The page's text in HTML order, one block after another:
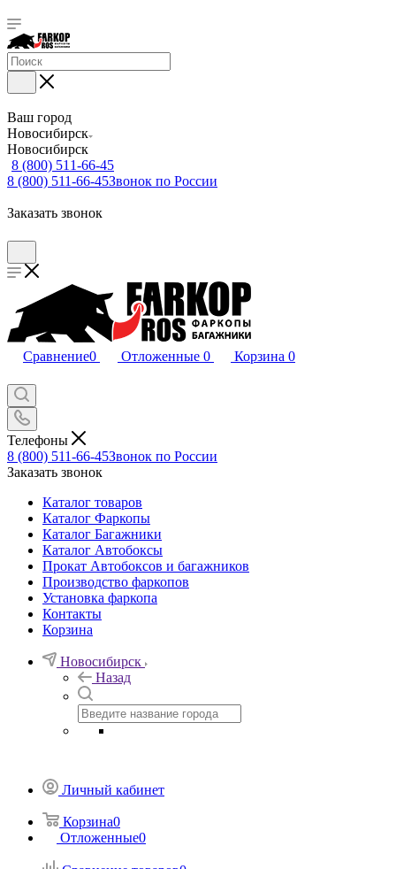
Ваш город
Новосибирск
Новосибирск
8 (800) 511-66-45
8 (800) 511-66-45Звонок по России
Заказать звонок
Сравнение0 Отложенные 0 Корзина 0
Телефоны
8 (800) 511-66-45Звонок по России
Заказать звонок
Каталог товаров
Каталог Фаркопы
Каталог Багажники
Каталог Автобоксы
Прокат Автобоксов и багажников
Производство фаркопов
Установка фаркопа
Контакты
Корзина
Новосибирск
Назад
Личный кабинет
Корзина0
Отложенные0